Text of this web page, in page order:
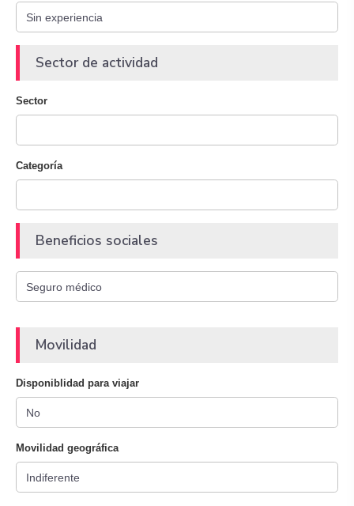
Sector de actividad
Sector
Categoría
Beneficios sociales
Movilidad
Disponiblidad para viajar
Movilidad geográfica